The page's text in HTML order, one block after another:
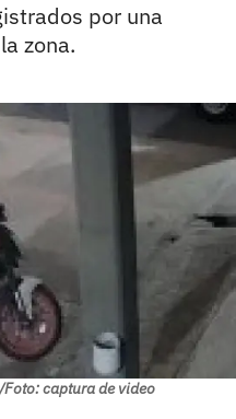
por una
zona.
/Foto: captura de video